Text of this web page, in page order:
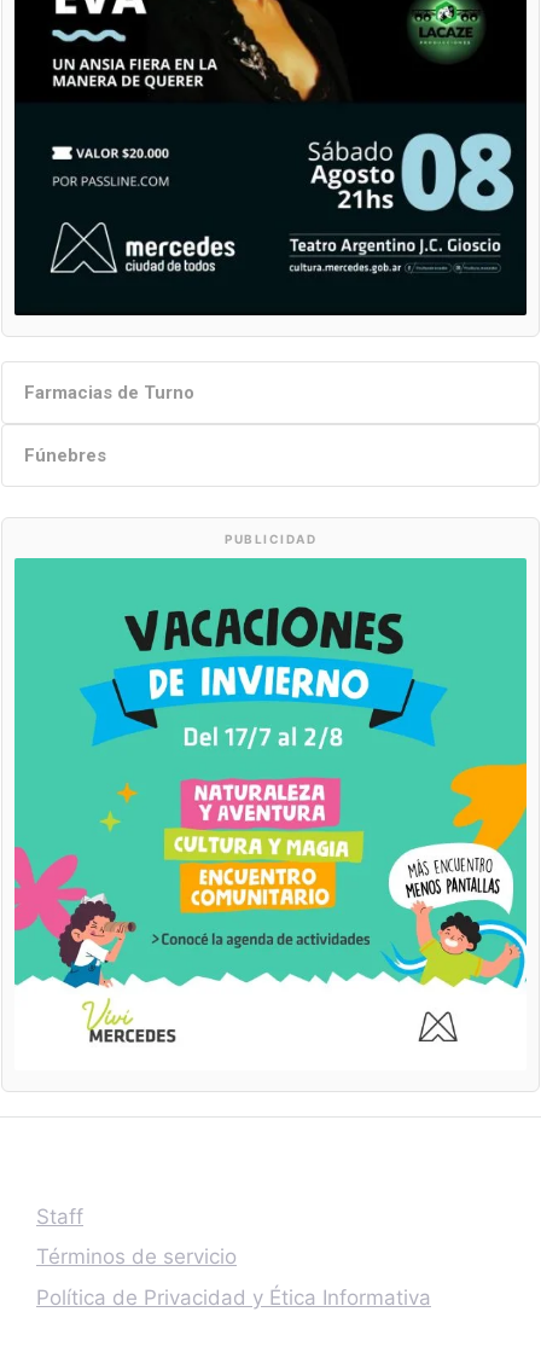
Farmacias de Turno
Fúnebres
PUBLICIDAD
Staff
Términos de servicio
Política de Privacidad y Ética Informativa